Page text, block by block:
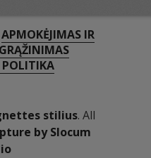
APMOKĖJIMAS IR
GRĄŽINIMAS
stilius. All
by Slocum